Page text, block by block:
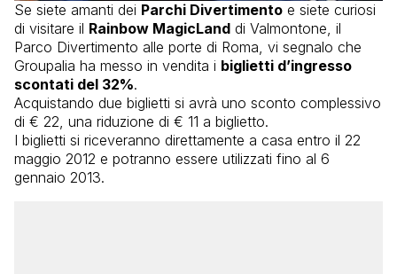
Se siete amanti dei Parchi Divertimento e siete curiosi
di visitare il Rainbow MagicLand di Valmontone, il
Parco Divertimento alle porte di Roma, vi segnalo che
Groupalia ha messo in vendita i biglietti d’ingresso
scontati del 32%.
Acquistando due biglietti si avrà uno sconto complessivo
di € 22, una riduzione di € 11 a biglietto.
I biglietti si riceveranno direttamente a casa entro il 22
maggio 2012 e potranno essere utilizzati fino al 6
gennaio 2013.